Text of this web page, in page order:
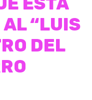
“LUIS
DEL